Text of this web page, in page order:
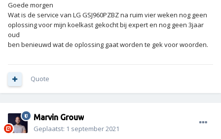
Goede morgen
Wat is de service van LG GSJ960PZBZ na ruim vier weken nog geen
oplossing voor mijn koelkast gekocht bij expert en nog geen 3jaar
oud
ben benieuwd wat de oplossing gaat worden te gek voor woorden.
Quote
Marvin Grouw
Geplaatst: 1 september 2021